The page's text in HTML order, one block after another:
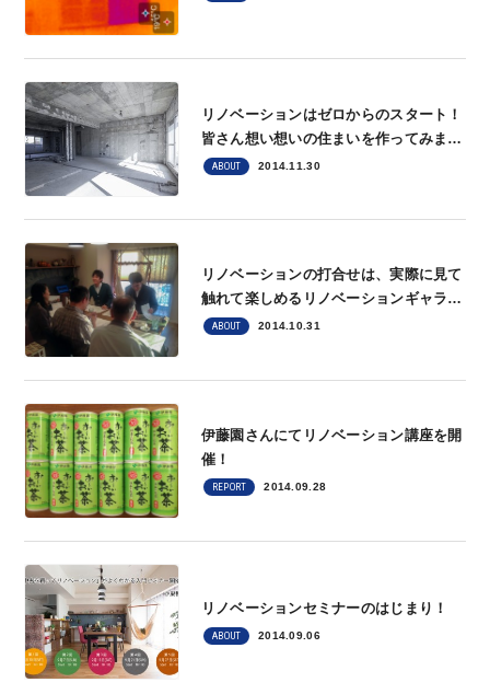
リノベーションはゼロからのスタート！
皆さん想い想いの住まいを作ってみませ
んか?
ABOUT 2014.11.30
リノベーションの打合せは、実際に見て
触れて楽しめるリノベーションギャラリ
ーで！
ABOUT 2014.10.31
伊藤園さんにてリノベーション講座を開
催！
REPORT 2014.09.28
リノベーションセミナーのはじまり！
ABOUT 2014.09.06